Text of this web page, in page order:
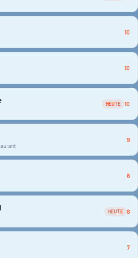
10
10
HEUTE 10
9
8
HEUTE 8
7